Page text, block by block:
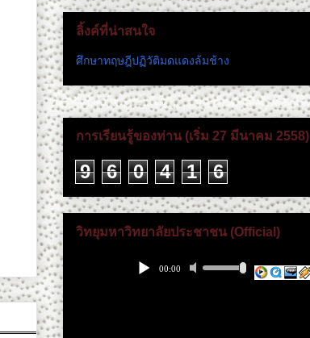
ลิ้งค์ที่น่าสนใจ
ศึกษาทฤษฎีปฏิวัติมดแดงล้มช้าง
การเรียนรู้ของท่าน (เริ่ม 27 มีนาคม 2558)
9 6 0 4 1 6
วิทยุมหาวิทยาลัยประชาชน (Official)